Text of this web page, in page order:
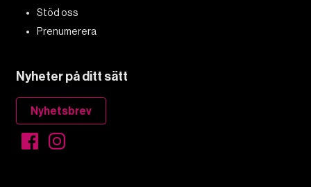
Stöd oss
Prenumerera
Nyheter på ditt sätt
Nyhetsbrev